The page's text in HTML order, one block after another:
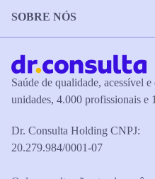
SOBRE NÓS
Saúde de qualidade, acessível
unidades, 4.000 profissionais e
Dr. Consulta Holding CNPJ:
20.279.984/0001-07